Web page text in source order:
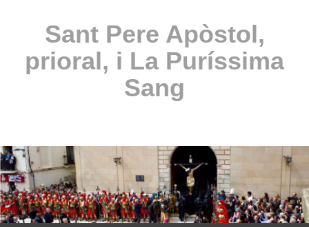
Sant Pere Apòstol,
prioral, i La Puríssima
Sang